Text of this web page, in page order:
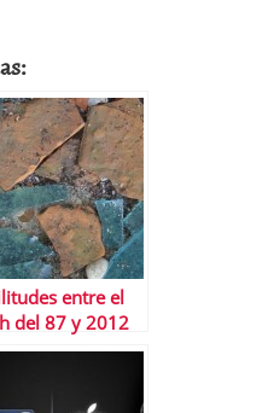
entre el
del 87 y 2012